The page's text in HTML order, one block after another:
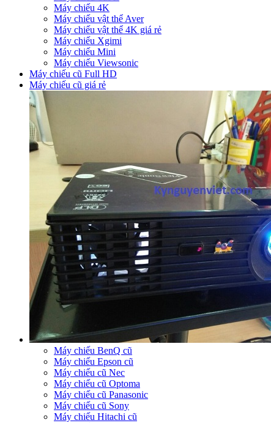
Máy chiếu 4K
Máy chiếu vật thể Aver
Máy chiếu vật thể 4K giá rẻ
Máy chiếu Xgimi
Máy chiếu Mini
Máy chiếu Viewsonic
Máy chiếu cũ Full HD
Máy chiếu cũ giá rẻ
Máy chiếu BenQ cũ
Máy chiếu Epson cũ
Máy chiếu cũ Nec
Máy chiếu cũ Optoma
Máy chiếu cũ Panasonic
Máy chiếu cũ Sony
Máy chiếu Hitachi cũ